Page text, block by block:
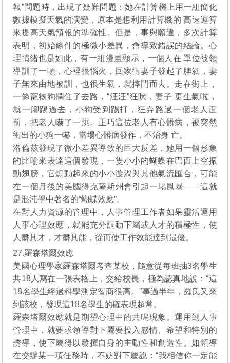
報”問題時，出現了疑難問題：她在計算機上用一組簡化
數據模擬天氣的演變，原本是想利用計算機的 高速運算
來提高天氣預報的準確性。但是，事與願違，多次計算
表明，初始條件的極微小差異，會導致錯誤的結論。心
理情緒也是如此，有一組漫畫顯示，一個人在 單位被領
導訓了一頓，心裡很惱火，回家衝妻子發起了脾氣，妻
子無來由地被訓，也很生氣，就摔門而去。走在街上，
一條寵物狗攔住了去路，“汪汪”狂吠，妻子 更生氣啦，
就一腳踢過去，小狗受到踢打，狂奔路過一個老人面
前，把老人嚇了一跳。正巧這位老人有心髒病，被突然
衝出的小狗一嚇，當場心髒病發作，不治身 亡。
洛倫茲發現了微小差異導致的巨大反差，她用一個形象
的比喻來表達這個發現，一隻小小的蝴蝶在巴西上空振
動翅膀，它煽動起來的小小漩渦與其他氣流匯合，可能
在一個月後的美國得克薩斯州會引起一場風暴——這就
是混沌學中著名的“蝴蝶效應”。
在對人力資源的管理中，人事管理工作者如果靈活運用
人事心理效應，就能充分調動下屬或人才的積極性，使
人盡其才，才盡其能，從而使工作效能達到最優。
27.羅森塔爾效應
美國心理學家羅森塔爾考查某校，隨意從每班抽3名學生
共18人寫在一張表格上，交給校長，極為認真地說：“這
18名學生經過科學測定智商很高。”事過半年，羅氏又來
到該校，發現這18名學生的確表現超常。
羅森塔爾效應就是期望心理中的共鳴現象。運用到人事
管理中，就要求領導對下屬要投入感情、希望和特別的
誘導，使下屬得以發揮自身的主動性和創造性。如領導
在交辦某一項任務時，不妨對下屬說：“我相信你一定能